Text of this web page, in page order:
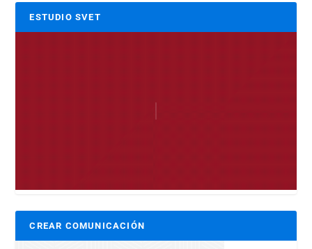
ESTUDIO SVET
CREAR COMUNICACIÓN